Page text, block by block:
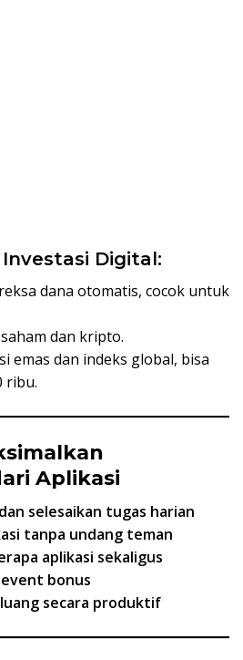
Digital:
dana otomatis, cocok untuk
dan kripto.
emas dan indeks global, bisa
ribu.
Aplikasi
selesaikan tugas harian
tanpa undang teman
aplikasi sekaligus
bonus
secara produktif